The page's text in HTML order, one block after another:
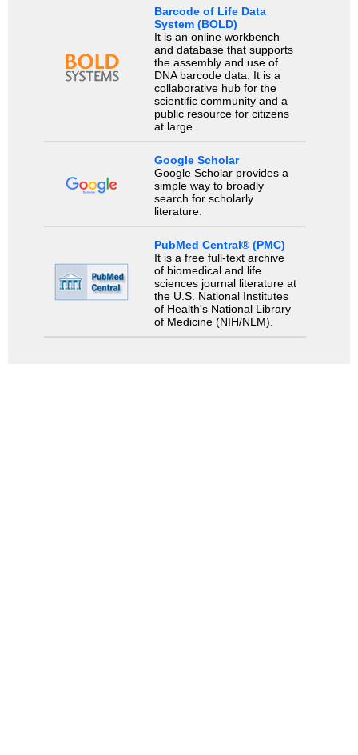
Barcode of Life Data
System (BOLD)
It is an online workbench
and database that supports
the assembly and use of
DNA barcode data. It is a
collaborative hub for the
scientific community and a
public resource for citizens
at large.
Google Scholar
Google Scholar provides a
simple way to broadly
search for scholarly
literature.
PubMed Central® (PMC)
It is a free full-text archive
of biomedical and life
sciences journal literature at
the U.S. National Institutes
of Health's National Library
of Medicine (NIH/NLM).